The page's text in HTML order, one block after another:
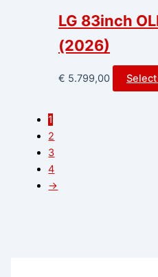
LG 83inch
(2026)
€ 5.799,00
1
2
3
4
→